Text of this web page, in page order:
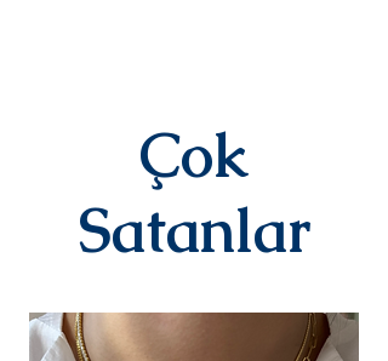
edilir.Kargoya teslim edildiğinde
takip numaranız,anlaşmalı kargo
firmamız olan Yurtiçi Kargo
tarafından size sms olarak iletilir.
DEĞİŞİM&İADE
Kişiye özel
yoktur.Ürünler sipariş üstüne kişiye
özel olarak hazırlanır.Küpe
Çok
Satanlar